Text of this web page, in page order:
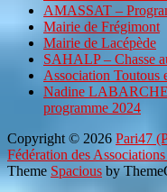
AMASSAT –
Mairie de Frégimont
Mairie de Lacépède
SAHALP – Chasse
Association Toutous
Nadine
programme 2024
Copyright © 2026 Pari47
Fédération des
Theme Spacious by